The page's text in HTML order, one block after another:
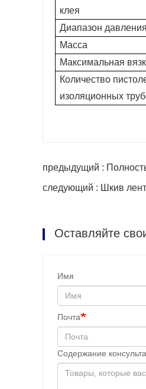
клея
Диапазон давления
Масса
Максимальная
Количество
изоляционных
предыдущий :
следующий : Шкив
Оставляйте
Имя
Почта
Содержание